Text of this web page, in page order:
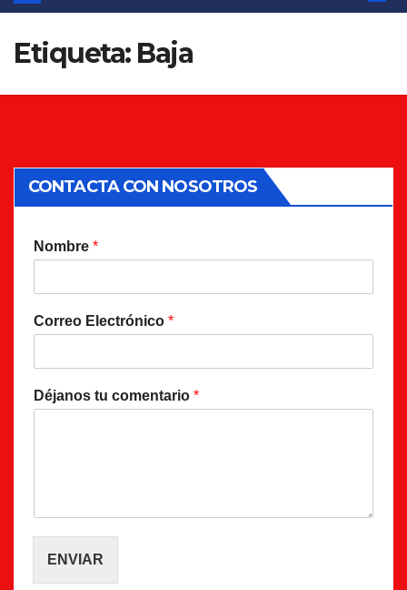
Etiqueta: Baja
CONTACTA CON NOSOTROS
Nombre *
Correo Electrónico *
Déjanos tu comentario *
ENVIAR